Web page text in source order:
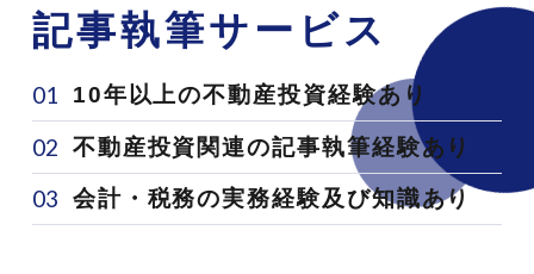
記事執筆サービス
01 10年以上の不動産投資経験あり
02 不動産投資関連の記事執筆経験あり
03 会計・税務の実務経験及び知識あり